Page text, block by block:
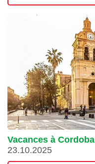
Vacances à Cordoba
23.10.2025